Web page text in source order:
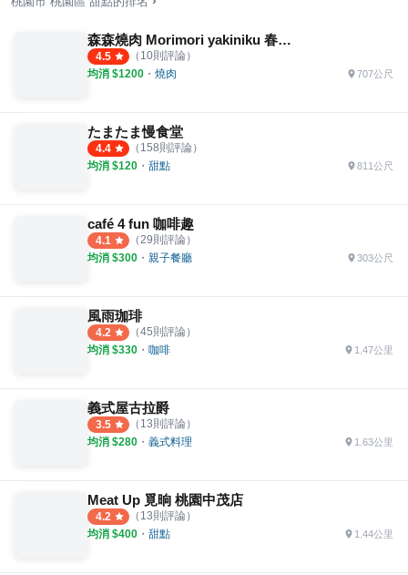
森森燒肉 Morimori yakiniku 春日店
4.5 （ 10則評論）
均消 $1200 ・ 燒肉 707公尺
たまたま慢食堂
4.4 （ 158則評論）
均消 $120 ・ 甜點 811公尺
café 4 fun 咖啡趣
4.1 （ 29則評論）
均消 $300 ・ 親子餐廳 303公尺
風雨珈琲
4.2 （45則評論）
均消 $330 ・ 咖啡 1.47公里
義式屋古拉爵
3.5 （ 13則評論）
均消 $280 ・ 義式料理 1.63公里
Meat Up 覓晌 桃園中茂店
4.2 （ 13則評論）
均消 $400 ・ 甜點 1.44公里